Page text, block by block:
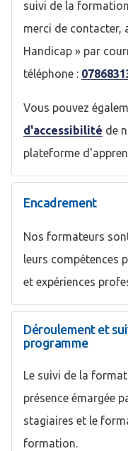
suivi de la
merci de contacter,
Handicap » par
téléphone :
Vous pouvez
d'accessibilité de
plateforme
Encadrement
Nos formateurs
leurs compétences
et expériences
Déroulement et
programme
Le suivi de la
présence émargée
stagiaires et le
formation.